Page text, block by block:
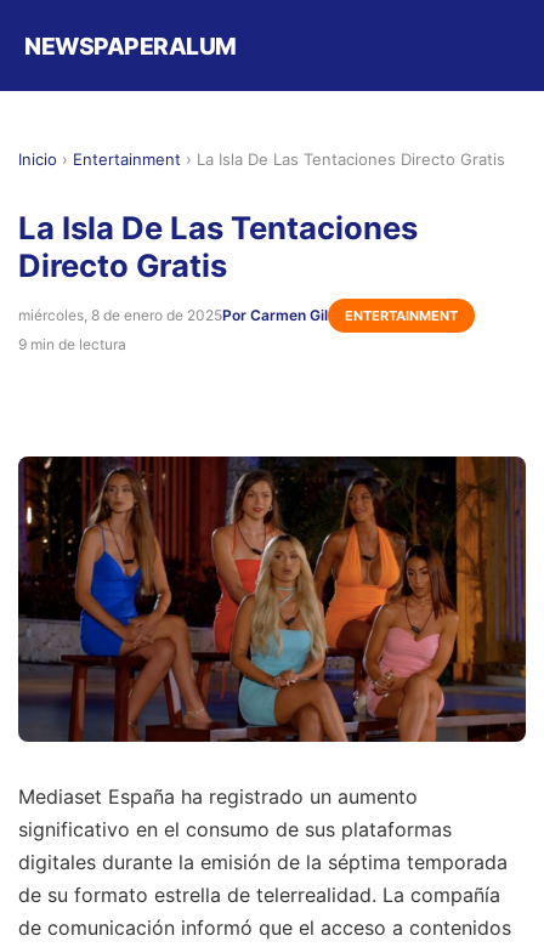
NEWSPAPERALUM
Inicio › Entertainment › La Isla De Las Tentaciones Directo Gratis
La Isla De Las Tentaciones
Directo Gratis
miércoles, 8 de enero de 2025Por Carmen Gil ENTERTAINMENT
9 min de lectura
Mediaset España ha registrado un aumento
significativo en el consumo de sus plataformas
digitales durante la emisión de la séptima temporada
de su formato estrella de telerrealidad. La compañía
de comunicación informó que el acceso a contenidos